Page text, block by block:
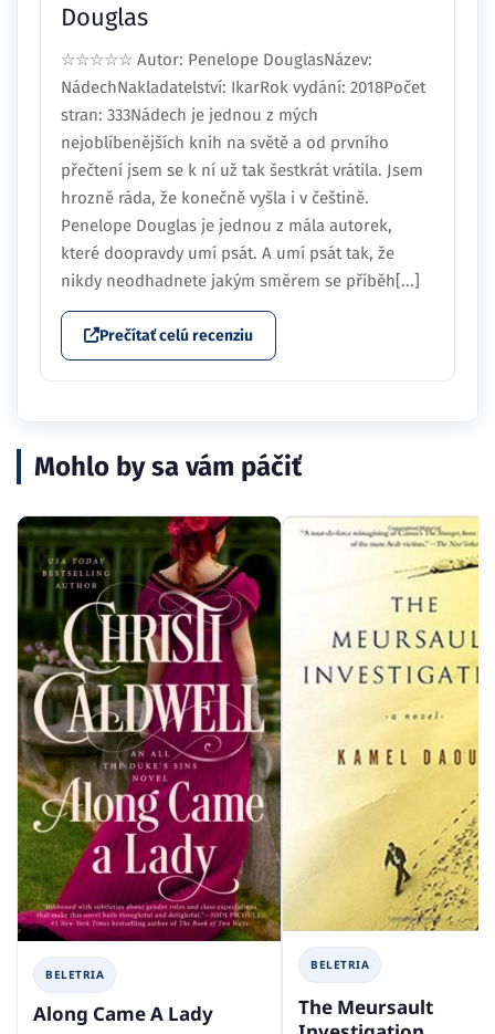
Douglas
☆☆☆☆☆ Autor: Penelope DouglasNázev:
NádechNakladatelství: IkarRok vydání: 2018Počet
stran: 333Nádech je jednou z mých
nejoblíbenějších knih na světě a od prvního
přečtení jsem se k ní už tak šestkrát vrátila. Jsem
hrozně ráda, že konečně vyšla i v češtině.
Penelope Douglas je jednou z mála autorek,
které doopravdy umí psát. A umí psát tak, že
nikdy neodhadnete jakým směrem se příběh[...]
Prečítať celú recenziu
Mohlo by sa vám páčiť
BELETRIA
Along Came A Lady
BELETRIA
The Meursault